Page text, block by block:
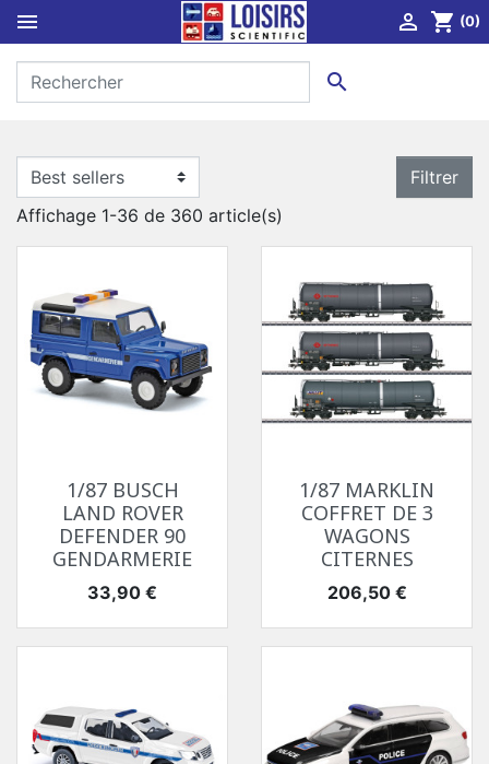
  shopping_cart (0)

Filtrer
Affichage 1-36 de 360 article(s)
1/87 BUSCH
LAND ROVER
DEFENDER 90
GENDARMERIE
Prix
33,90 €
1/87 MARKLIN
COFFRET DE 3
WAGONS
CITERNES
Prix
206,50 €